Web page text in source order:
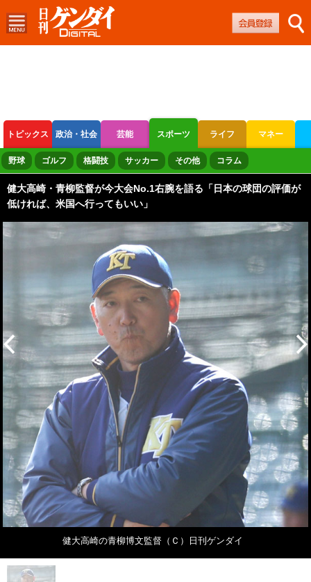
トピックス 政治・社会 芸能 スポーツ ライフ マネー
ボートレース 競輪 オートレース
野球 ゴルフ 格闘技 サッカー その他 コラム
健大高崎・青柳監督が今大会No.1右腕を語る「日本の球団の評価が
低ければ、米国へ行ってもいい」
健大高崎の青柳博文監督（Ｃ）日刊ゲンダイ